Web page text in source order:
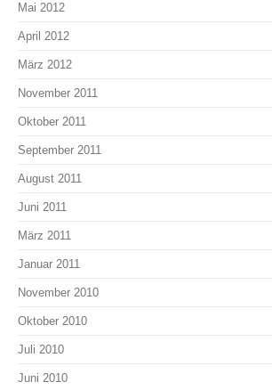
Mai 2012
April 2012
März 2012
November 2011
Oktober 2011
September 2011
August 2011
Juni 2011
März 2011
Januar 2011
November 2010
Oktober 2010
Juli 2010
Juni 2010